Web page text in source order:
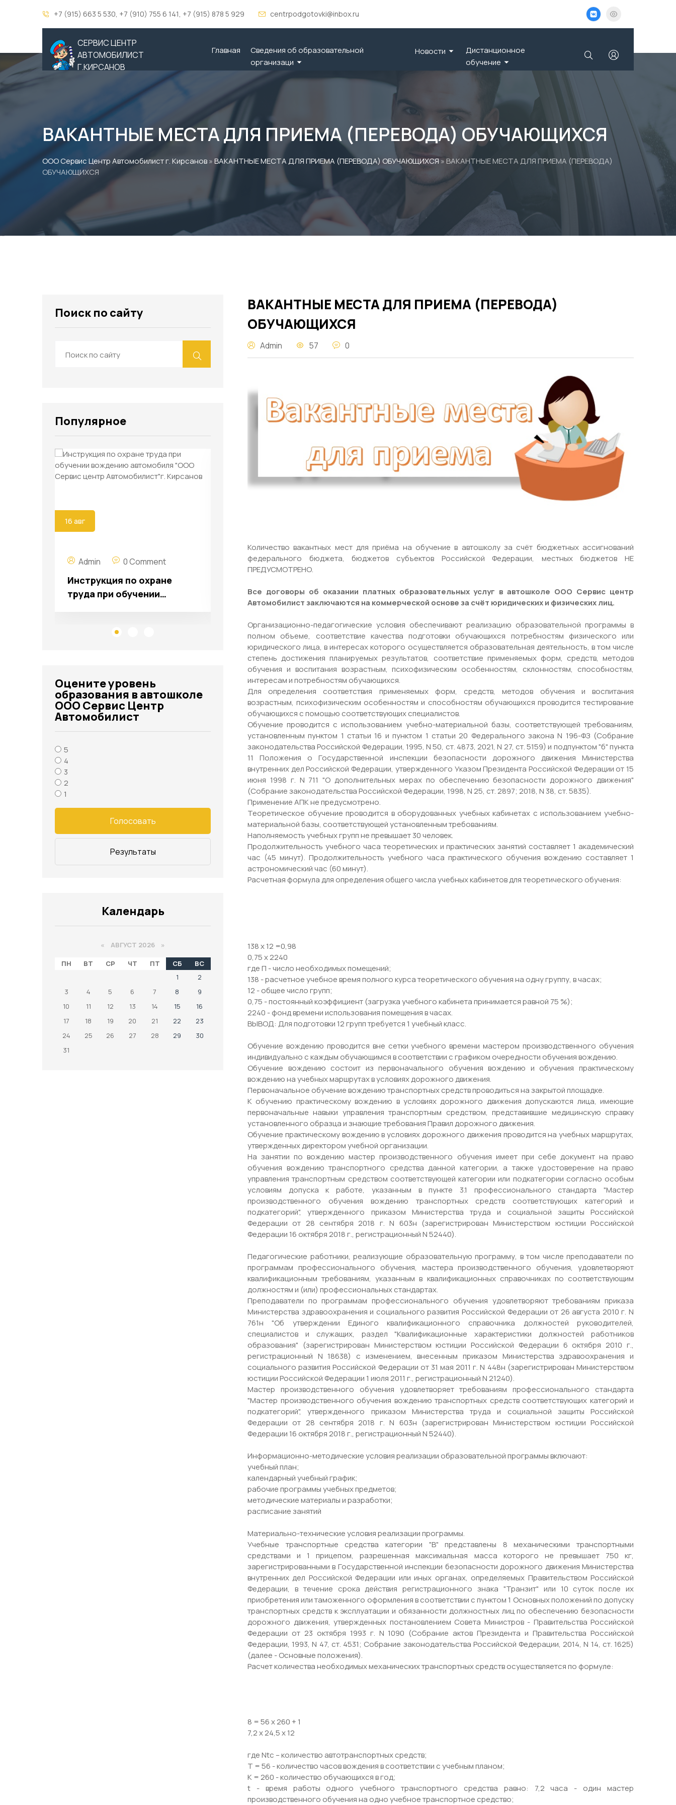
+7 (915) 663 5 530, +7 (910) 755 6 141, +7 (915) 878 5 929 centrpodgotovki@inbox.ru
СЕРВИС ЦЕНТР
АВТОМОБИЛИСТ
Г.КИРСАНОВ
Главная
Сведения об образовательной
организаци
Новости
Дистанционное
обучение
ВАКАНТНЫЕ МЕСТА ДЛЯ ПРИЕМА (ПЕРЕВОДА) ОБУЧАЮЩИХСЯ
ООО Сервис Центр Автомобилист г. Кирсанов»ВАКАНТНЫЕ МЕСТА ДЛЯ ПРИЕМА (ПЕРЕВОДА) ОБУЧАЮЩИХСЯ» ВАКАНТНЫЕ МЕСТА ДЛЯ ПРИЕМА (ПЕРЕВОДА)
ОБУЧАЮЩИХСЯ
Поиск по сайту
Популярное
16 авг
Admin 0 Comment
Инструкция по охране
труда при обучении
Автомобилист"г. Кирсанов
Admin 0 Comment
подготовки водителей
категории "В"
Admin 0 Comment Admin 0 Comment
труда при обучении
вождению автомобиля
"ООО Сервис центр
Автомобилист"г.
Оцените уровень
образования в автошколе
ООО Сервис Центр
Автомобилист
5
4
3
2
1
Голосовать
Результаты
Календарь
« АВГУСТ 2026 »
ПН ВТ СР ЧТ ПТ СБ
ВС
1
2
3
4 5 6 7 8
9
10
11 12 13 14 15
16
17
18 19 20 21 22
23
24
25 26 27 28 29
30
31
ВАКАНТНЫЕ МЕСТА ДЛЯ ПРИЕМА (ПЕРЕВОДА)
ОБУЧАЮЩИХСЯ
Admin 57 0
Количество вакантных мест для приёма на обучение в автошколу за счёт бюджетных ассигнований
федерального бюджета, бюджетов субъектов Российской Федерации, местных бюджетов НЕ
ПРЕДУСМОТРЕНО.
Все договоры об оказании платных образовательных услуг в автошколе ООО Сервис центр
Автомобилист заключаются на коммерческой основе за счёт юридических и физических лиц.
Организационно-педагогические условия обеспечивают реализацию образовательной программы в
полном объеме, соответствие качества подготовки обучающихся потребностям физического или
юридического лица, в интересах которого осуществляется образовательная деятельность, в том числе
степень достижения планируемых результатов, соответствие применяемых форм, средств, методов
обучения и воспитания возрастным, психофизическим особенностям, склонностям, способностям,
интересам и потребностям обучающихся.
Для определения соответствия применяемых форм, средств, методов обучения и воспитания
возрастным, психофизическим особенностям и способностям обучающихся проводится тестирование
обучающихся с помощью соответствующих специалистов.
Обучение проводится с использованием учебно-материальной базы, соответствующей требованиям,
установленным пунктом 1 статьи 16 и пунктом 1 статьи 20 Федерального закона N 196-ФЗ (Собрание
законодательства Российской Федерации, 1995, N 50, ст. 4873, 2021, N 27, ст. 5159) и подпунктом "б" пункта
11 Положения о Государственной инспекции безопасности дорожного движения Министерства
внутренних дел Российской Федерации, утвержденного Указом Президента Российской Федерации от 15
июня 1998 г. N 711 "О дополнительных мерах по обеспечению безопасности дорожного движения"
(Собрание законодательства Российской Федерации, 1998, N 25, ст. 2897; 2018, N 38, ст. 5835).
Применение АПК не предусмотрено.
Теоретическое обучение проводится в оборудованных учебных кабинетах с использованием учебно-
материальной базы, соответствующей установленным требованиям.
Наполняемость учебных групп не превышает 30 человек.
Продолжительность учебного часа теоретических и практических занятий составляет 1 академический
час (45 минут). Продолжительность учебного часа практического обучения вождению составляет 1
астрономический час (60 минут).
Расчетная формула для определения общего числа учебных кабинетов для теоретического обучения:
138 х 12 =0,98
0,75 х 2240
где П - число необходимых помещений;
138 - расчетное учебное время полного курса теоретического обучения на одну группу, в часах;
12 - общее число групп;
0,75 - постоянный коэффициент (загрузка учебного кабинета принимается равной 75 %);
2240 - фонд времени использования помещения в часах.
ВЫВОД: Для подготовки 12 групп требуется 1 учебный класс.
Обучение вождению проводится вне сетки учебного времени мастером производственного обучения
индивидуально с каждым обучающимся в соответствии с графиком очередности обучения вождению.
Обучение вождению состоит из первоначального обучения вождению и обучения практическому
вождению на учебных маршрутах в условиях дорожного движения.
Первоначальное обучение вождению транспортных средств проводиться на закрытой площадке.
К обучению практическому вождению в условиях дорожного движения допускаются лица, имеющие
первоначальные навыки управления транспортным средством, представившие медицинскую справку
установленного образца и знающие требования Правил дорожного движения.
Обучение практическому вождению в условиях дорожного движения проводится на учебных маршрутах,
утвержденных директором учебной организации.
На занятии по вождению мастер производственного обучения имеет при себе документ на право
обучения вождению транспортного средства данной категории, а также удостоверение на право
управления транспортным средством соответствующей категории или подкатегории согласно особым
условиям допуска к работе, указанным в пункте 3.1 профессионального стандарта "Мастер
производственного обучения вождению транспортных средств соответствующих категорий и
подкатегорий", утвержденного приказом Министерства труда и социальной защиты Российской
Федерации от 28 сентября 2018 г. N 603н (зарегистрирован Министерством юстиции Российской
Федерации 16 октября 2018 г., регистрационный N 52440).
Педагогические работники, реализующие образовательную программу, в том числе преподаватели по
программам профессионального обучения, мастера производственного обучения, удовлетворяют
квалификационным требованиям, указанным в квалификационных справочниках по соответствующим
должностям и (или) профессиональных стандартах.
Преподаватели по программам профессионального обучения удовлетворяют требованиям приказа
Министерства здравоохранения и социального развития Российской Федерации от 26 августа 2010 г. N
761н "Об утверждении Единого квалификационного справочника должностей руководителей,
специалистов и служащих, раздел "Квалификационные характеристики должностей работников
образования" (зарегистрирован Министерством юстиции Российской Федерации 6 октября 2010 г.,
регистрационный N 18638) с изменением, внесенным приказом Министерства здравоохранения и
социального развития Российской Федерации от 31 мая 2011 г. N 448н (зарегистрирован Министерством
юстиции Российской Федерации 1 июля 2011 г., регистрационный N 21240).
Мастер производственного обучения удовлетворяет требованиям профессионального стандарта
"Мастер производственного обучения вождению транспортных средств соответствующих категорий и
подкатегорий", утвержденного приказом Министерства труда и социальной защиты Российской
Федерации от 28 сентября 2018 г. N 603н (зарегистрирован Министерством юстиции Российской
Федерации 16 октября 2018 г., регистрационный N 52440).
Информационно-методические условия реализации образовательной программы включают:
учебный план;
календарный учебный график;
рабочие программы учебных предметов;
методические материалы и разработки;
расписание занятий
Материально-технические условия реализации программы.
Учебные транспортные средства категории "В" представлены 8 механическими транспортными
средствами и 1 прицепом, разрешенная максимальная масса которого не превышает 750 кг,
зарегистрированными в Государственной инспекции безопасности дорожного движения Министерства
внутренних дел Российской Федерации или иных органах, определяемых Правительством Российской
Федерации, в течение срока действия регистрационного знака "Транзит" или 10 суток после их
приобретения или таможенного оформления в соответствии с пунктом 1 Основных положений по допуску
транспортных средств к эксплуатации и обязанности должностных лиц по обеспечению безопасности
дорожного движения, утвержденных постановлением Совета Министров - Правительства Российской
Федерации от 23 октября 1993 г. N 1090 (Собрание актов Президента и Правительства Российской
Федерации, 1993, N 47, ст. 4531; Собрание законодательства Российской Федерации, 2014, N 14, ст. 1625)
(далее - Основные положения).
Расчет количества необходимых механических транспортных средств осуществляется по формуле:
8 = 56 х 260 + 1
7,2 х 24,5 х 12
где Ntc – количество автотранспортных средств;
Т = 56 - количество часов вождения в соответствии с учебным планом;
К = 260 - количество обучающихся в год;
t - время работы одного учебного транспортного средства равно: 7,2 часа - один мастер
производственного обучения на одно учебное транспортное средство;